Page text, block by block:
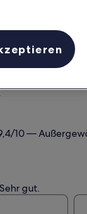
10 —
gut.